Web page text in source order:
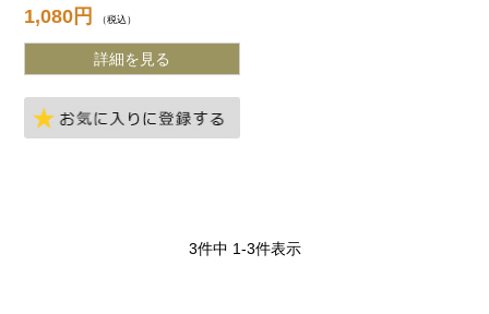
1,080 税込
詳細を見る
3件中 1-3件表示